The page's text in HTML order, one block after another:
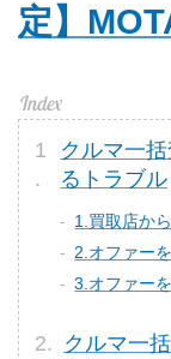
定】
クルマ一
るトラブル
1.買取店か
2.オファー
3.オファー
クルマ一